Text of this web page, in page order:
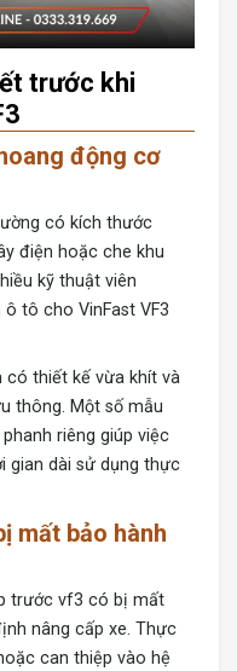
trước khi
động cơ
có kích thước
điện hoặc che khu
kỹ thuật viên
tô cho VinFast VF3
có thiết kế vừa khít và
thông. Một số mẫu
riêng giúp việc
gian dài sử dụng thực
mất bảo hành
trước vf3 có bị mất
nâng cấp xe. Thực
can thiệp vào hệ